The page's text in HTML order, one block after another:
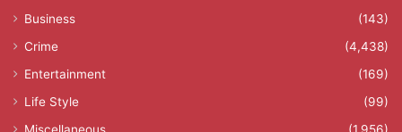
Business
(143)
Crime
(4,438)
Entertainment
(169)
Life Style
(99)